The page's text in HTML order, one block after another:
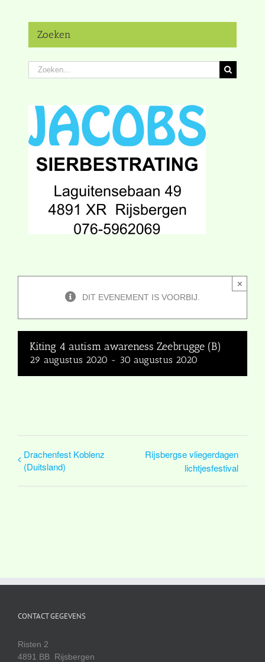
DIT EVENEMENT IS VOORBIJ.
×
Kiting 4 autism awareness Zeebrugge (B)
29 augustus 2020 - 30 augustus 2020
Drachenfest Koblenz
(Duitsland)
Rijsbergse vliegerdagen
lichtjesfestival
Zoeken
Zoeken
naar:
CONTACT GEGEVENS
Risten 2
4891 BB Rijsbergen